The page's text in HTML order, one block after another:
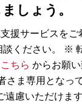
ましょう。
援サービスをご
ください。
※
こちら からお願い
ま専用となっ
慮いただけま